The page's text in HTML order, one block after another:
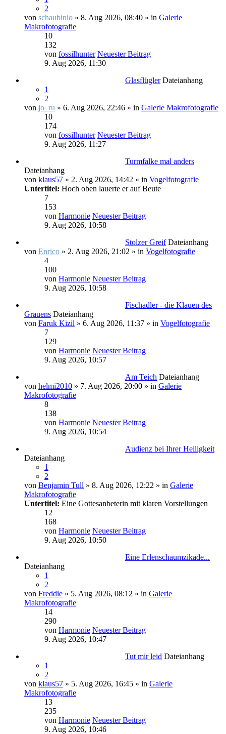
2
von schaubinio » 8. Aug 2026, 08:40 » in Galerie
Makrofotografie
10
132
von fossilhunter Neuester Beitrag
9. Aug 2026, 11:30
Glasflügler Dateianhang
1
2
von jo_ru » 6. Aug 2026, 22:46 » in Galerie Makrofotografie
10
174
von fossilhunter Neuester Beitrag
9. Aug 2026, 11:27
Turmfalke mal anders
Dateianhang
von klaus57 » 2. Aug 2026, 14:42 » in Vogelfotografie
Untertitel: Hoch oben lauerte er auf Beute
7
153
von Harmonie Neuester Beitrag
9. Aug 2026, 10:58
Stolzer Greif Dateianhang
von Enrico » 2. Aug 2026, 21:02 » in Vogelfotografie
4
100
von Harmonie Neuester Beitrag
9. Aug 2026, 10:58
Fischadler - die Klauen des
Grauens Dateianhang
von Faruk Kizil » 6. Aug 2026, 11:37 » in Vogelfotografie
7
129
von Harmonie Neuester Beitrag
9. Aug 2026, 10:57
Am Teich Dateianhang
von helmi2010 » 7. Aug 2026, 20:00 » in Galerie
Makrofotografie
8
138
von Harmonie Neuester Beitrag
9. Aug 2026, 10:54
Audienz bei Ihrer Heiligkeit
Dateianhang
1
2
von Benjamin Tull » 8. Aug 2026, 12:22 » in Galerie
Makrofotografie
Untertitel: Eine Gottesanbeterin mit klaren Vorstellungen
12
168
von Harmonie Neuester Beitrag
9. Aug 2026, 10:50
Eine Erlenschaumzikade...
Dateianhang
1
2
von Freddie » 5. Aug 2026, 08:12 » in Galerie
Makrofotografie
14
290
von Harmonie Neuester Beitrag
9. Aug 2026, 10:47
Tut mir leid Dateianhang
1
2
von klaus57 » 5. Aug 2026, 16:45 » in Galerie
Makrofotografie
13
235
von Harmonie Neuester Beitrag
9. Aug 2026, 10:46